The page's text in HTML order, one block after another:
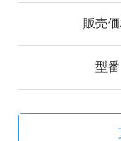
販売
型番